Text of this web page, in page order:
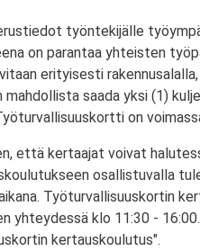
työntekijälle
on parantaa yhteisten
erityisesti
saada yksi (1)
on
että kertaajat voivat
osallistuvalla
Työturvallisuuskortin
klo 11:30 -
kertauskoulutus".